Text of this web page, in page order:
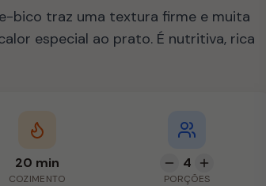
bico traz uma textura firme e muita
especial ao prato. É nutritiva, rica
20 min
COZIMENTO
4
PORÇÕES